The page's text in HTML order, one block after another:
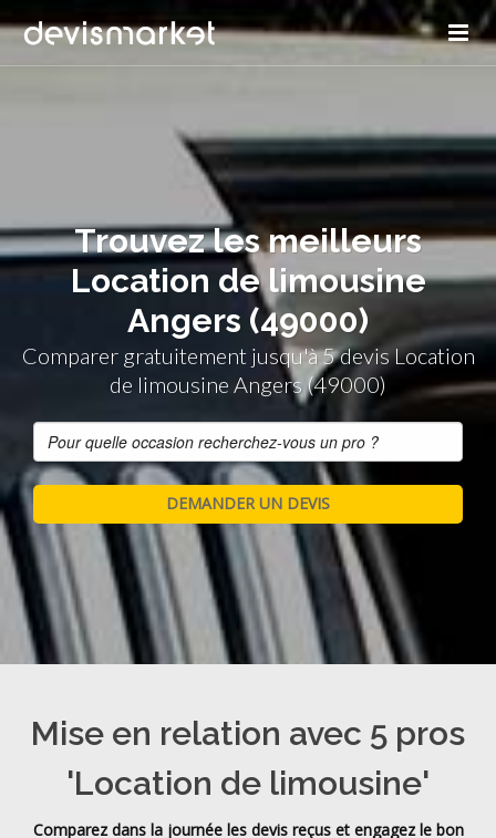
Trouvez les meilleurs
Location de limousine
Angers (49000)
Comparer gratuitement jusqu'à 5 devis Location
de limousine Angers (49000)
Mise en relation avec 5 pros
'Location de limousine'
Comparez dans la journée les devis reçus et engagez le bon